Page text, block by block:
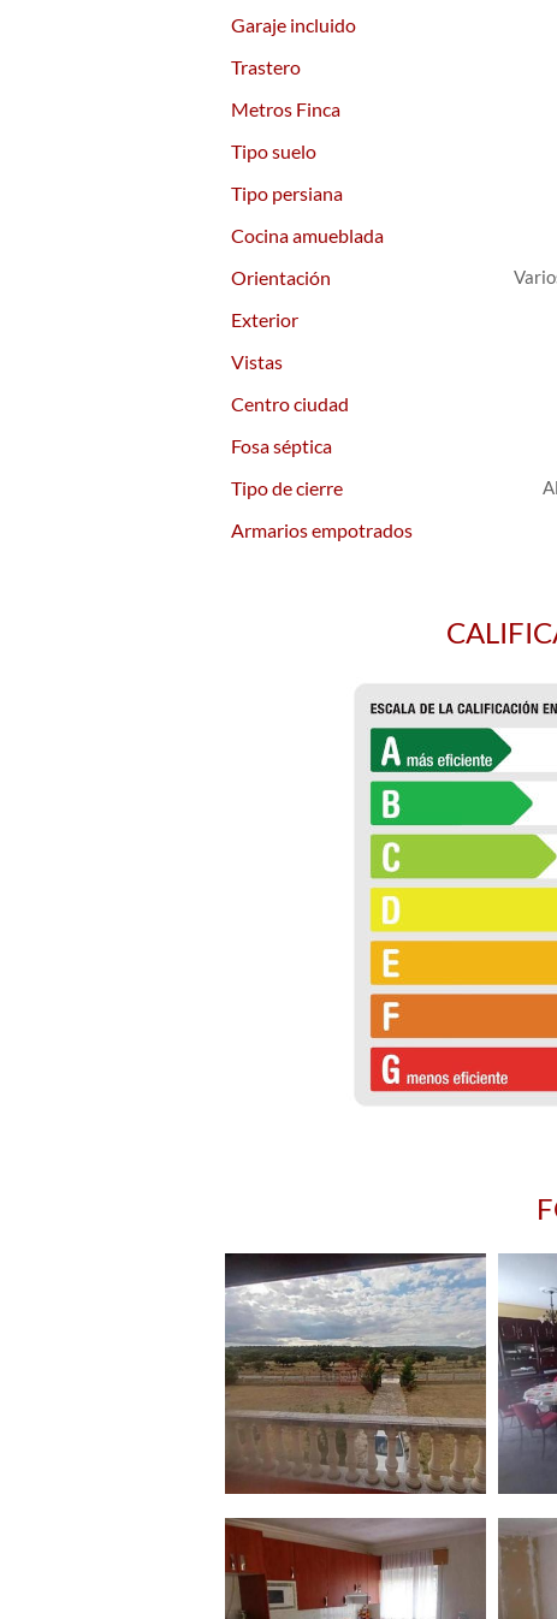
Garaje incluido
Trastero
Metros Finca
Tipo suelo
Tipo persiana
Cocina amueblada
Orientación
Exterior
Vistas
Centro ciudad
Fosa séptica
Tipo de cierre
Armarios empotrados